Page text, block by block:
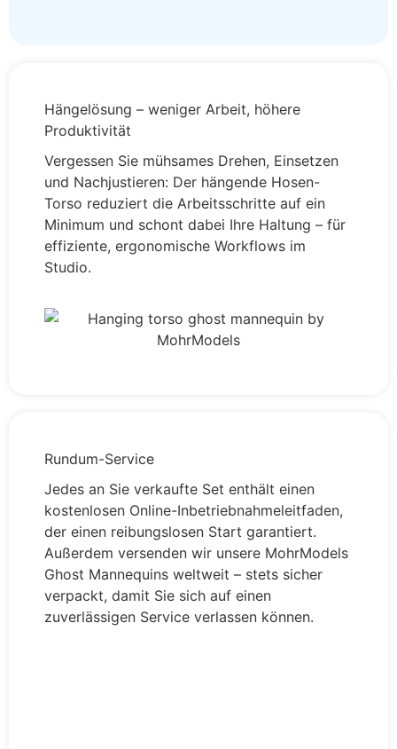
Hängelösung – weniger Arbeit, höhere
Produktivität
Vergessen Sie mühsames Drehen, Einsetzen
und Nachjustieren: Der hängende Hosen-
Torso reduziert die Arbeitsschritte auf ein
Minimum und schont dabei Ihre Haltung – für
effiziente, ergonomische Workflows im
Studio.
Rundum-Service
Jedes an Sie verkaufte Set enthält einen
kostenlosen Online-Inbetriebnahmeleitfaden,
der einen reibungslosen Start garantiert.
Außerdem versenden wir unsere MohrModels
Ghost Mannequins weltweit – stets sicher
verpackt, damit Sie sich auf einen
zuverlässigen Service verlassen können.